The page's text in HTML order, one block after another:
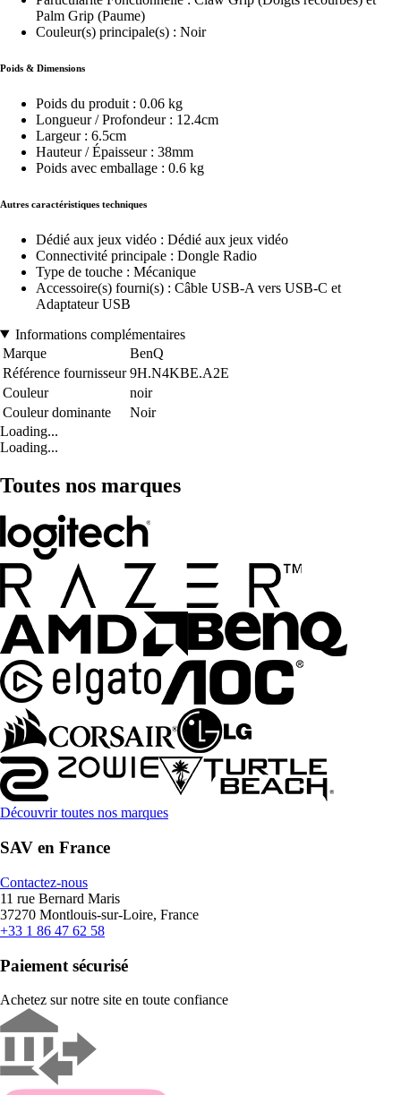
Palm Grip (Paume)
Couleur(s) principale(s) : Noir
Poids & Dimensions
Poids du produit : 0.06 kg
Longueur / Profondeur : 12.4cm
Largeur : 6.5cm
Hauteur / Épaisseur : 38mm
Poids avec emballage : 0.6 kg
Autres caractéristiques techniques
Dédié aux jeux vidéo : Dédié aux jeux vidéo
Connectivité principale : Dongle Radio
Type de touche : Mécanique
Accessoire(s) fourni(s) : Câble USB-A vers USB-C et
Adaptateur USB
Informations complémentaires
Marque
BenQ
Référence fournisseur 9H.N4KBE.A2E
Couleur
noir
Couleur dominante
Noir
Loading...
Loading...
Toutes nos marques
Découvrir toutes nos marques
SAV en France
Contactez-nous
11 rue Bernard Maris
37270 Montlouis-sur-Loire, France
+33 1 86 47 62 58
Paiement sécurisé
Achetez sur notre site en toute confiance